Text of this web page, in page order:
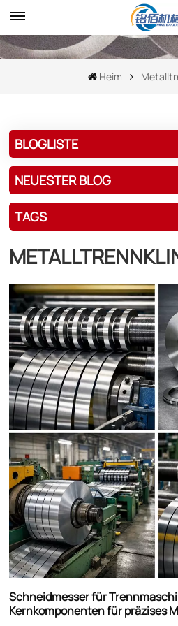
Heim
BLOGLISTE
NEUESTER BLOG
TAGS
Schneidmesser für
Kernkomponenten für präzises